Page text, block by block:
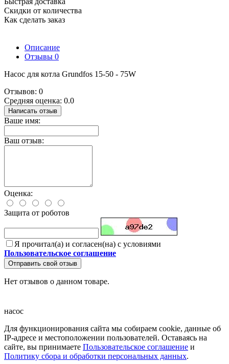
Скидки от количества
Как сделать заказ
Описание
Отзывы 0
Насос для котла Grundfos 15-50 - 75W
Отзывов: 0
Средняя оценка: 0.0
Написать отзыв
Ваше имя:
Ваш отзыв:
Оценка:
Защита от роботов
Я прочитал(а) и согласен(на) с условиями
Пользовательское соглашение
Отправить свой отзыв
Нет отзывов о данном товаре.
насос
Для функционирования сайта мы собираем cookie, данные об
IP-адресе и местоположении пользователей. Оставаясь на
сайте, вы принимаете Пользовательское соглашение и
Политику сбора и обработки персональных данных.